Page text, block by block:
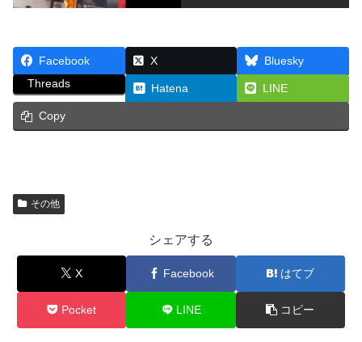
Facebook X
Bluesky
Threads
Hatena LINE
Copy
その他
シェアする
X Facebook はてブ
Pocket LINE コピー